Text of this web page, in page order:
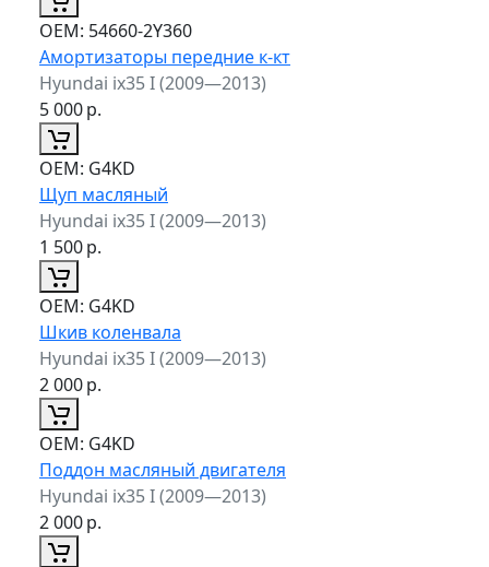
ОЕМ: 54660-2Y360
Амортизаторы передние к-кт
Hyundai ix35 I (2009—2013)
5 000р.
ОЕМ: G4KD
Щуп масляный
Hyundai ix35 I (2009—2013)
1 500р.
ОЕМ: G4KD
Шкив коленвала
Hyundai ix35 I (2009—2013)
2 000р.
ОЕМ: G4KD
Поддон масляный двигателя
Hyundai ix35 I (2009—2013)
2 000р.